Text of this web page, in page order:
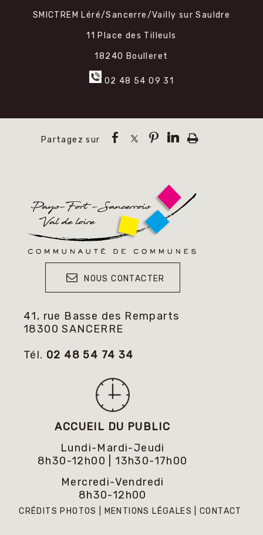
SMICTREM Léré/Sancerre/Vailly sur Sauldre
11 Place des Tilleuls
18240 Boulleret
02 48 54 09 31
NOUS CONTACTER
41, rue Basse des Remparts
18300 SANCERRE
Tél. 02 48 54 74 34
ACCUEIL DU PUBLIC
Lundi-Mardi-Jeudi
8h30-12h00 | 13h30-17h00
Mercredi-Vendredi
8h30-12h00
CRÉDITS PHOTOS MENTIONS LÉGALES CONTACT